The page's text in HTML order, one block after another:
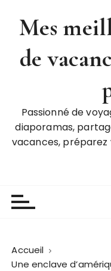
Mes
de
Passionné de
diaporamas,
vacances,
Accueil
Une enclave